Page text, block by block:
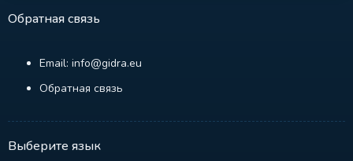
Обратная связь
Email: info@gidra.eu
Обратная связь
Выберите язык